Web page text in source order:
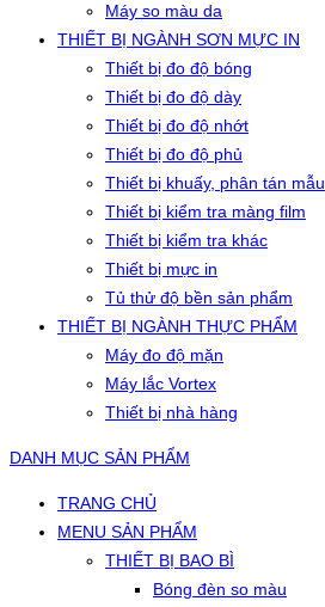
Máy so màu da
THIẾT BỊ NGÀNH SƠN MỰC IN
Thiết bị đo độ bóng
Thiết bị đo độ dày
Thiết bị đo độ nhớt
Thiết bị đo độ phủ
Thiết bị khuấy, phân tán mẫu
Thiết bị kiểm tra màng film
Thiết bị kiểm tra khác
Thiết bị mực in
Tủ thử độ bền sản phẩm
THIẾT BỊ NGÀNH THỰC PHẨM
Máy đo độ mặn
Máy lắc Vortex
Thiết bị nhà hàng
DANH MỤC SẢN PHẨM
TRANG CHỦ
MENU SẢN PHẨM
THIẾT BỊ BAO BÌ
Bóng đèn so màu